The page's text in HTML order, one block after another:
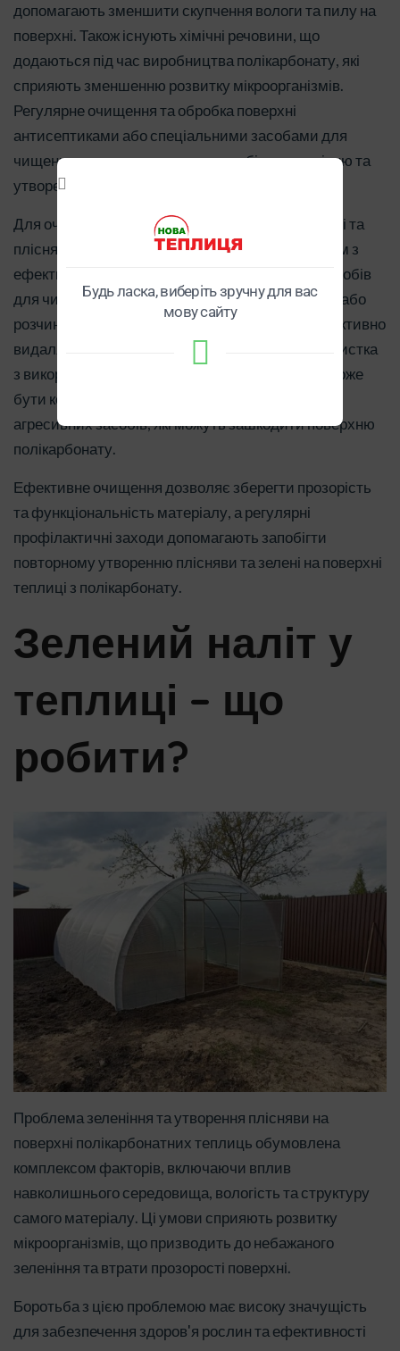
допомагають зменшити скупчення вологи та пилу на
поверхні. Також існують хімічні речовини, що
додаються під час виробництва полікарбонату, які
сприяють зменшенню розвитку мікроорганізмів.
Регулярне очищення та обробка поверхні
антисептиками або спеціальними засобами для
чищення також допомагають запобігти зеленінню та
утворенню цвілі.
Для очищення поверхні полікарбонату від зелені та
плісняви використовуються різні методи. Одним з
ефективних способів є застосування м'яких засобів
для чищення, таких як спеціальні миючі склади або
розчини, які не пошкоджують матеріал, але ефективно
видаляють органічні відкладення. Механічна очистка
з використанням м'якої губки або щітки також може
бути корисною. При цьому необхідно уникати
агресивних засобів, які можуть зашкодити поверхню
полікарбонату.
Ефективне очищення дозволяє зберегти прозорість
та функціональність матеріалу, а регулярні
профілактичні заходи допомагають запобігти
повторному утворенню плісняви та зелені на поверхні
теплиці з полікарбонату.
Зелений наліт у
теплиці – що
робити?
Проблема зеленіння та утворення плісняви на
поверхні полікарбонатних теплиць обумовлена
комплексом факторів, включаючи вплив
навколишнього середовища, вологість та структуру
самого матеріалу. Ці умови сприяють розвитку
мікроорганізмів, що призводить до небажаного
зеленіння та втрати прозорості поверхні.
Боротьба з цією проблемою має високу значущість
для забезпечення здоров'я рослин та ефективності
Будь ласка, виберіть зручну для вас
мову сайту